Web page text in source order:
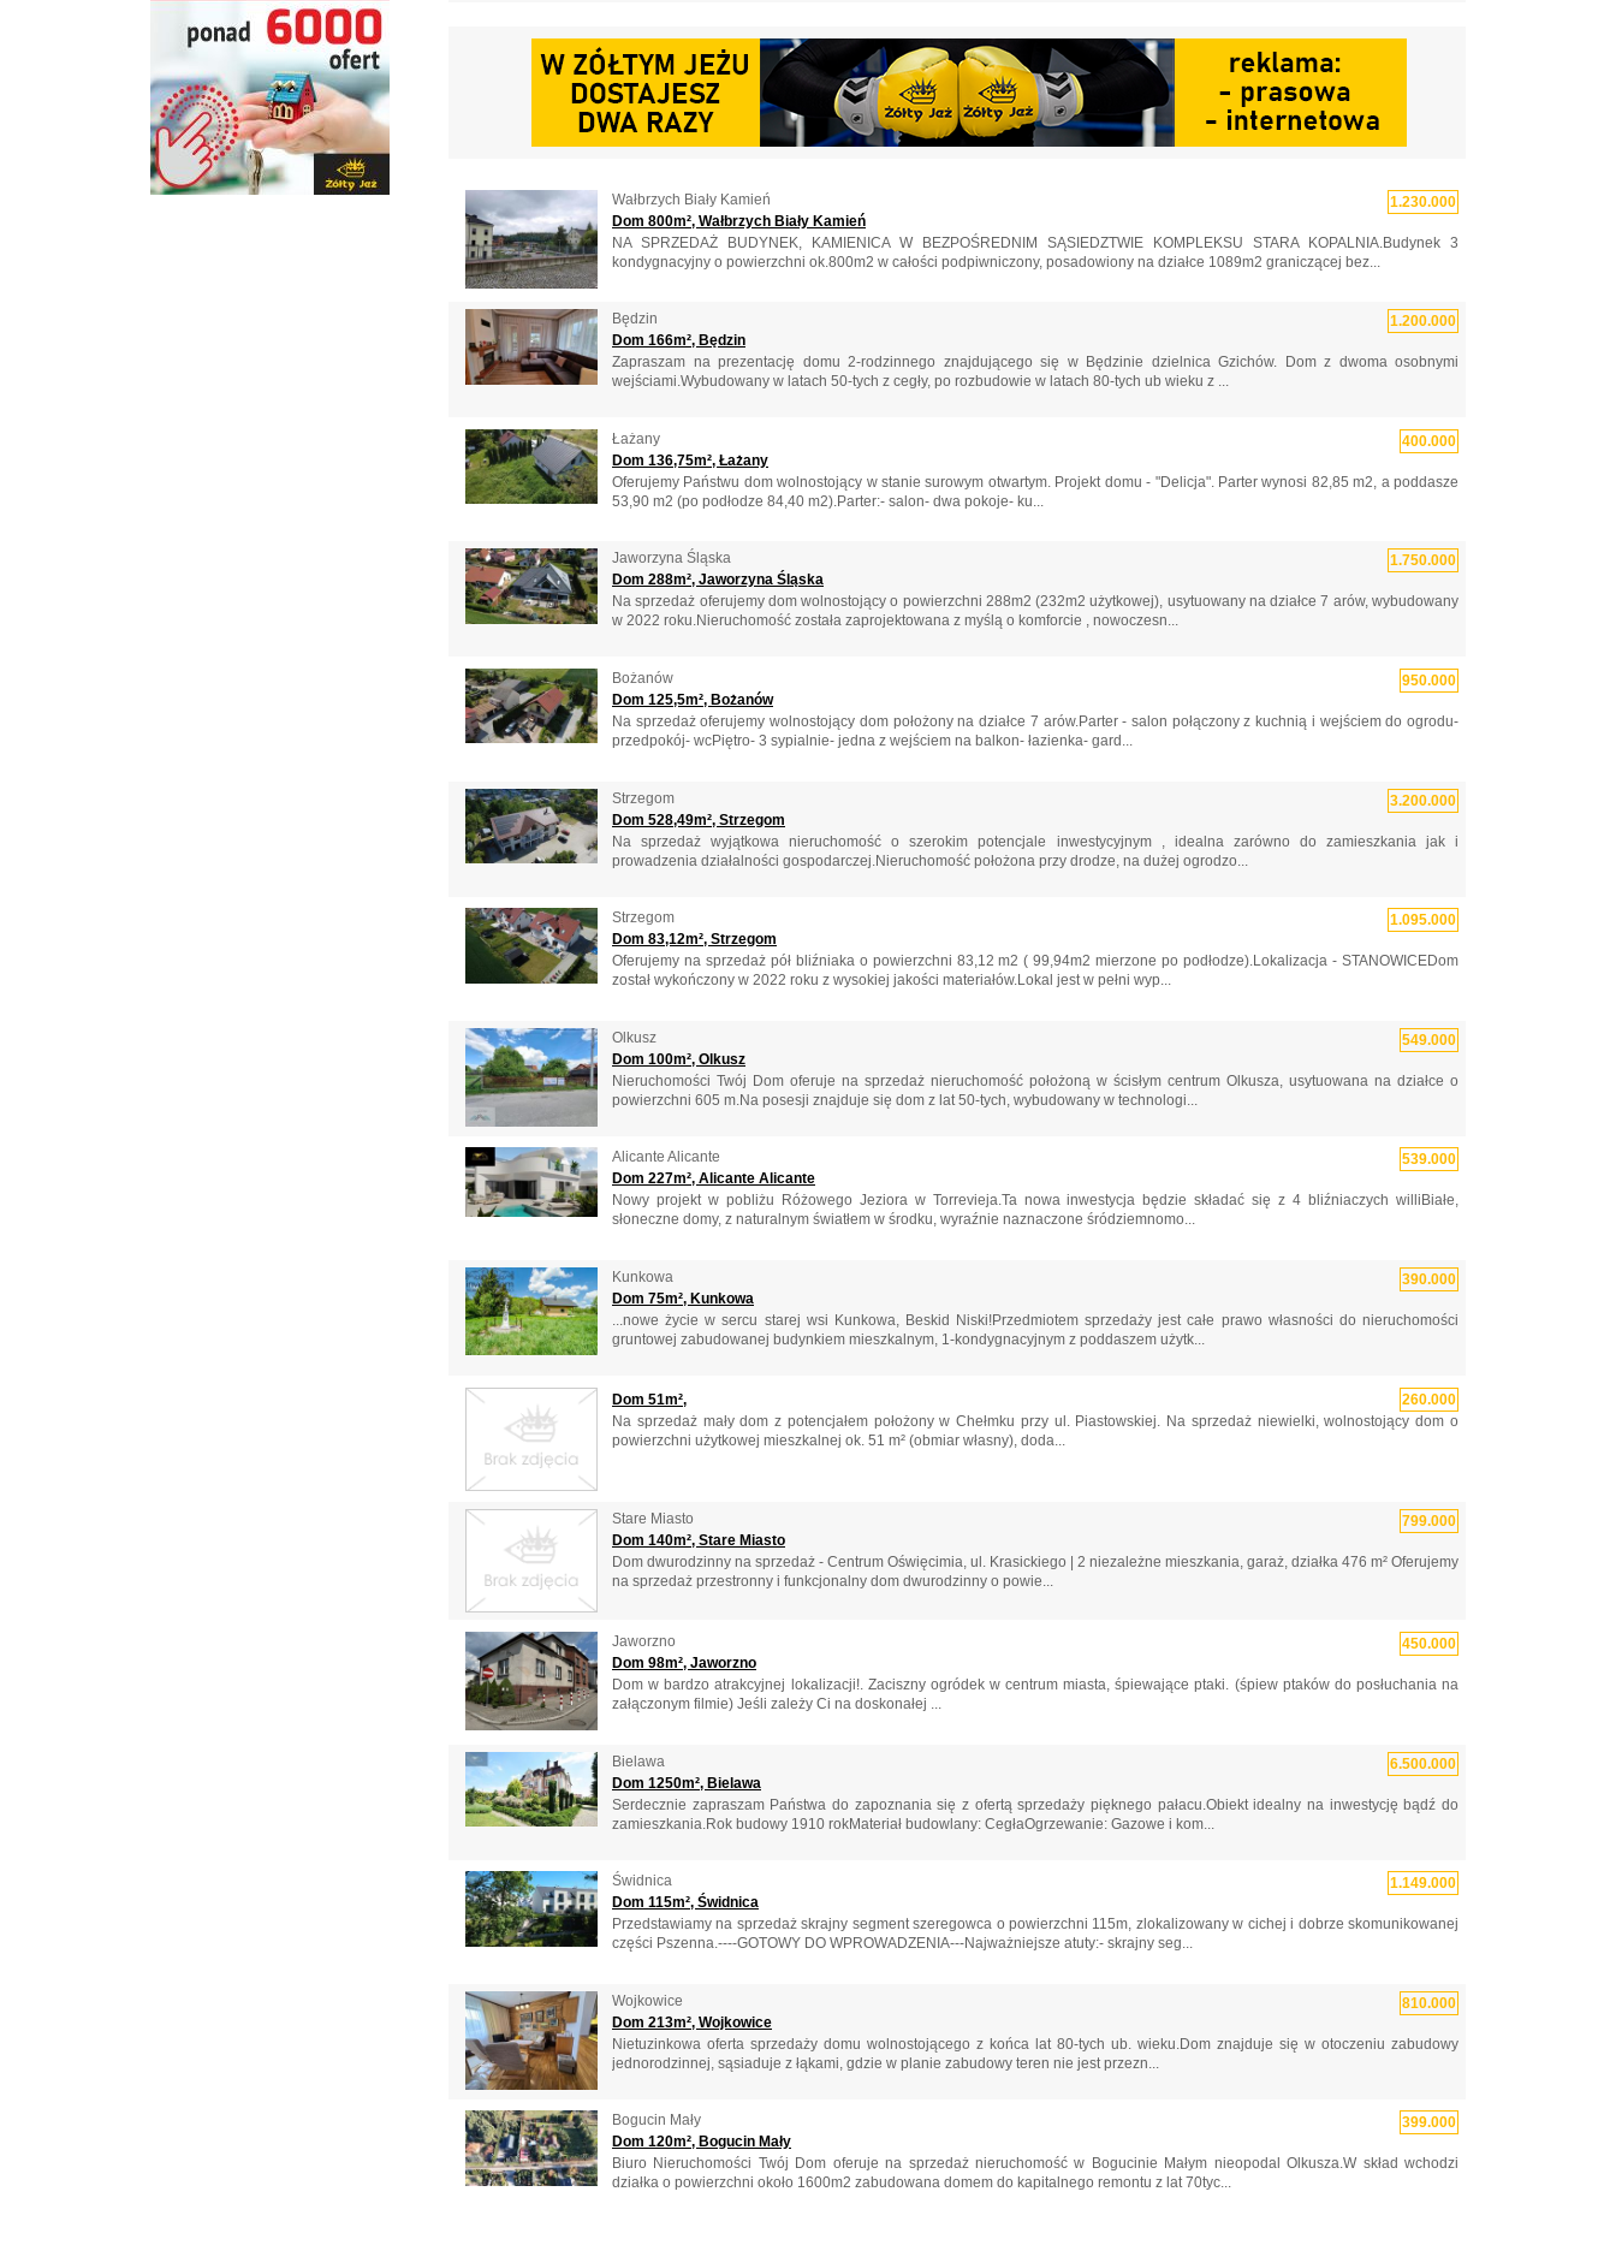
1.230.000
Wałbrzych Biały Kamień
Dom 800m², Wałbrzych Biały Kamień
NA SPRZEDAŻ BUDYNEK, KAMIENICA W BEZPOŚREDNIM SĄSIEDZTWIE KOMPLEKSU STARA KOPALNIA.Budynek 3
kondygnacyjny o powierzchni ok.800m2 w całości podpiwniczony, posadowiony na działce 1089m2 graniczącej bez...
1.200.000
Będzin
Dom 166m², Będzin
Zapraszam na prezentację domu 2-rodzinnego znajdującego się w Będzinie dzielnica Gzichów. Dom z dwoma osobnymi
wejściami.Wybudowany w latach 50-tych z cegły, po rozbudowie w latach 80-tych ub wieku z ...
400.000
Łażany
Dom 136,75m², Łażany
Oferujemy Państwu dom wolnostojący w stanie surowym otwartym. Projekt domu - "Delicja". Parter wynosi 82,85 m2, a poddasze
53,90 m2 (po podłodze 84,40 m2).Parter:- salon- dwa pokoje- ku...
1.750.000
Jaworzyna Śląska
Dom 288m², Jaworzyna Śląska
Na sprzedaż oferujemy dom wolnostojący o powierzchni 288m2 (232m2 użytkowej), usytuowany na działce 7 arów, wybudowany
w 2022 roku.Nieruchomość została zaprojektowana z myślą o komforcie , nowoczesn...
950.000
Bożanów
Dom 125,5m², Bożanów
Na sprzedaż oferujemy wolnostojący dom położony na działce 7 arów.Parter - salon połączony z kuchnią i wejściem do ogrodu-
przedpokój- wcPiętro- 3 sypialnie- jedna z wejściem na balkon- łazienka- gard...
3.200.000
Strzegom
Dom 528,49m², Strzegom
Na sprzedaż wyjątkowa nieruchomość o szerokim potencjale inwestycyjnym , idealna zarówno do zamieszkania jak i
prowadzenia działalności gospodarczej.Nieruchomość położona przy drodze, na dużej ogrodzo...
1.095.000
Strzegom
Dom 83,12m², Strzegom
Oferujemy na sprzedaż pół bliźniaka o powierzchni 83,12 m2 ( 99,94m2 mierzone po podłodze).Lokalizacja - STANOWICEDom
został wykończony w 2022 roku z wysokiej jakości materiałów.Lokal jest w pełni wyp...
549.000
Olkusz
Dom 100m², Olkusz
Nieruchomości Twój Dom oferuje na sprzedaż nieruchomość położoną w ścisłym centrum Olkusza, usytuowana na działce o
powierzchni 605 m.Na posesji znajduje się dom z lat 50-tych, wybudowany w technologi...
539.000
Alicante Alicante
Dom 227m², Alicante Alicante
Nowy projekt w pobliżu Różowego Jeziora w Torrevieja.Ta nowa inwestycja będzie składać się z 4 bliźniaczych williBiałe,
słoneczne domy, z naturalnym światłem w środku, wyraźnie naznaczone śródziemnomo...
390.000
Kunkowa
Dom 75m², Kunkowa
...nowe życie w sercu starej wsi Kunkowa, Beskid Niski!Przedmiotem sprzedaży jest całe prawo własności do nieruchomości
gruntowej zabudowanej budynkiem mieszkalnym, 1-kondygnacyjnym z poddaszem użytk...
260.000
Dom 51m²,
Na sprzedaż mały dom z potencjałem położony w Chełmku przy ul. Piastowskiej. Na sprzedaż niewielki, wolnostojący dom o
powierzchni użytkowej mieszkalnej ok. 51 m² (obmiar własny), doda...
799.000
Stare Miasto
Dom 140m², Stare Miasto
Dom dwurodzinny na sprzedaż - Centrum Oświęcimia, ul. Krasickiego | 2 niezależne mieszkania, garaż, działka 476 m² Oferujemy
na sprzedaż przestronny i funkcjonalny dom dwurodzinny o powie...
450.000
Jaworzno
Dom 98m², Jaworzno
Dom w bardzo atrakcyjnej lokalizacji!. Zaciszny ogródek w centrum miasta, śpiewające ptaki. (śpiew ptaków do posłuchania na
załączonym filmie) Jeśli zależy Ci na doskonałej ...
6.500.000
Bielawa
Dom 1250m², Bielawa
Serdecznie zapraszam Państwa do zapoznania się z ofertą sprzedaży pięknego pałacu.Obiekt idealny na inwestycję bądź do
zamieszkania.Rok budowy 1910 rokMateriał budowlany: CegłaOgrzewanie: Gazowe i kom...
1.149.000
Świdnica
Dom 115m², Świdnica
Przedstawiamy na sprzedaż skrajny segment szeregowca o powierzchni 115m, zlokalizowany w cichej i dobrze skomunikowanej
części Pszenna.----GOTOWY DO WPROWADZENIA---Najważniejsze atuty:- skrajny seg...
810.000
Wojkowice
Dom 213m², Wojkowice
Nietuzinkowa oferta sprzedaży domu wolnostojącego z końca lat 80-tych ub. wieku.Dom znajduje się w otoczeniu zabudowy
jednorodzinnej, sąsiaduje z łąkami, gdzie w planie zabudowy teren nie jest przezn...
399.000
Bogucin Mały
Dom 120m², Bogucin Mały
Biuro Nieruchomości Twój Dom oferuje na sprzedaż nieruchomość w Bogucinie Małym nieopodal Olkusza.W skład wchodzi
działka o powierzchni około 1600m2 zabudowana domem do kapitalnego remontu z lat 70tyc...